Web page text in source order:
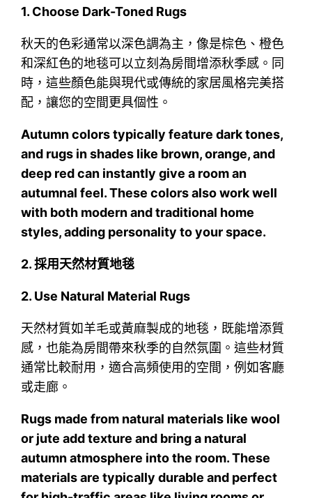
1. Choose Dark-Toned Rugs
秋天的色彩通常以深色調為主，像是棕色、橙色
和深紅色的地毯可以立刻為房間增添秋季感。同
時，這些顏色能與現代或傳統的家居風格完美搭
配，讓您的空間更具個性。
Autumn colors typically feature dark tones,
and rugs in shades like brown, orange, and
deep red can instantly give a room an
autumnal feel. These colors also work well
with both modern and traditional home
styles, adding personality to your space.
2.採用天然材質地毯
2. Use Natural Material Rugs
天然材質如羊毛或黃麻製成的地毯，既能增添質
感，也能為房間帶來秋季的自然氛圍。這些材質
通常比較耐用，適合高頻使用的空間，例如客廳
或走廊。
Rugs made from natural materials like wool
or jute add texture and bring a natural
autumn atmosphere into the room. These
materials are typically durable and perfect